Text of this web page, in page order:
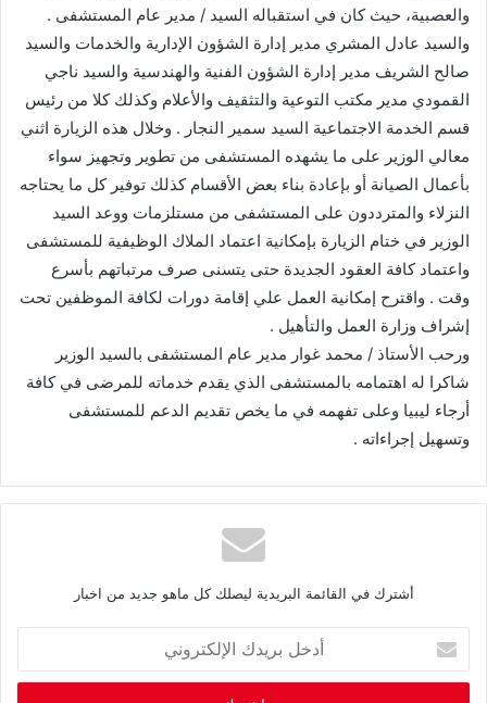
والعصبية، حيث كان في استقباله السيد / مدير عام المستشفى .
والسيد عادل المشري مدير إدارة الشؤون الإدارية والخدمات والسيد
صالح الشريف مدير إدارة الشؤون الفنية والهندسية والسيد ناجي
القمودي مدير مكتب التوعية والتثقيف والأعلام وكذلك كلا من رئيس
قسم الخدمة الاجتماعية السيد سمير النجار . وخلال هذه الزيارة اثني
معالي الوزير على ما يشهده المستشفى من تطوير وتجهيز سواء
بأعمال الصيانة أو بإعادة بناء بعض الأقسام كذلك توفير كل ما يحتاجه
النزلاء والمترددون على المستشفى من مستلزمات ووعد السيد
الوزير في ختام الزيارة بإمكانية اعتماد الملاك الوظيفية للمستشفى
واعتماد كافة العقود الجديدة حتى يتسنى صرف مرتباتهم بأسرع
وقت . واقترح إمكانية العمل علي إقامة دورات لكافة الموظفين تحت
إشراف وزارة العمل والتأهيل .
ورحب الأستاذ / محمد غوار مدير عام المستشفى بالسيد الوزير
شاكرا له اهتمامه بالمستشفى الذي يقدم خدماته للمرضى في كافة
أرجاء ليبيا وعلى تفهمه في ما يخص تقديم الدعم للمستشفى
وتسهيل إجراءاته .
أشترك في القائمة البريدية ليصلك كل ماهو جديد من اخبار
خ